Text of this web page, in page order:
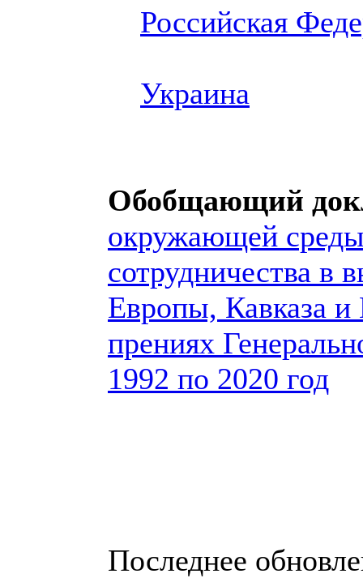
Российская
Украина
Обобщающий
окружающей
сотрудничества в
Европы, Кавказа
прениях
1992 по 2020 год
Последнее